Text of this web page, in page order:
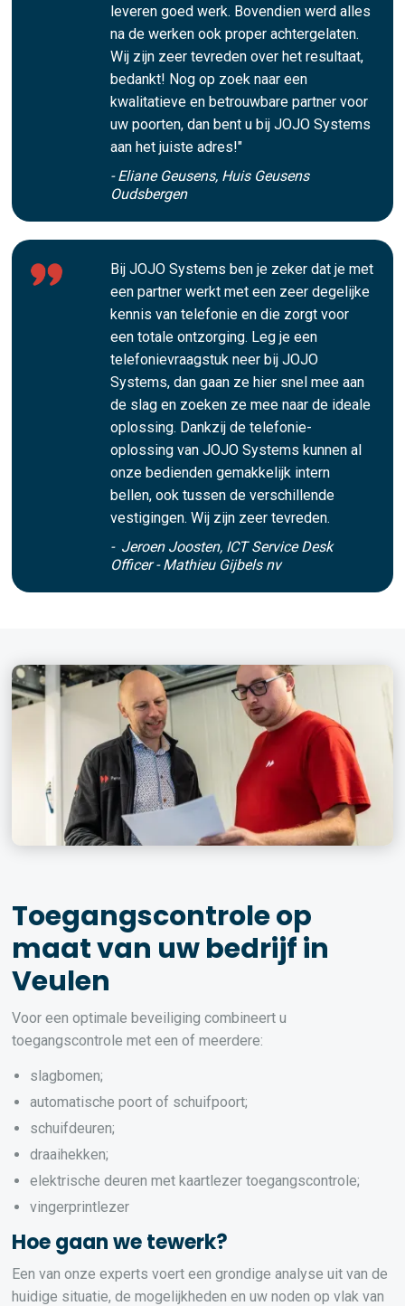
leveren goed werk. Bovendien werd alles
na de werken ook proper achtergelaten.
Wij zijn zeer tevreden over het resultaat,
bedankt! Nog op zoek naar een
kwalitatieve en betrouwbare partner voor
uw poorten, dan bent u bij JOJO Systems
aan het juiste adres!"
- Eliane Geusens, Huis Geusens
Oudsbergen
Bij JOJO Systems ben je zeker dat je met
een partner werkt met een zeer degelijke
kennis van telefonie en die zorgt voor
een totale ontzorging. Leg je een
telefonievraagstuk neer bij JOJO
Systems, dan gaan ze hier snel mee aan
de slag en zoeken ze mee naar de ideale
oplossing. Dankzij de telefonie-
oplossing van JOJO Systems kunnen al
onze bedienden gemakkelijk intern
bellen, ook tussen de verschillende
vestigingen. Wij zijn zeer tevreden.
- Jeroen Joosten, ICT Service Desk
Officer - Mathieu Gijbels nv
Toegangscontrole op
maat van uw bedrijf in
Veulen
Voor een optimale beveiliging combineert u
toegangscontrole met een of meerdere:
slagbomen;
automatische poort of schuifpoort;
schuifdeuren;
draaihekken;
elektrische deuren met kaartlezer toegangscontrole;
vingerprintlezer
Hoe gaan we tewerk?
Een van onze experts voert een grondige analyse uit van de
huidige situatie, de mogelijkheden en uw noden op vlak van